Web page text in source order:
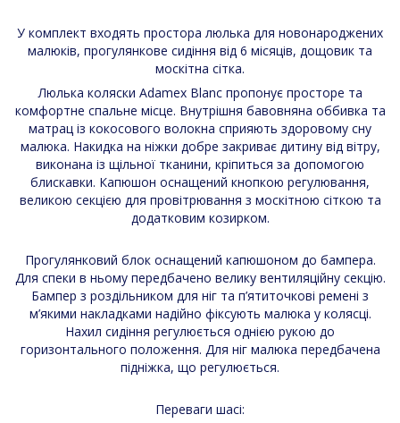
У комплект входять простора люлька для новонароджених
малюків, прогулянкове сидіння від 6 місяців, дощовик та
москітна сітка.
Люлька коляски Adamex Blanc пропонує просторе та
комфортне спальне місце. Внутрішня бавовняна оббивка та
матрац із кокосового волокна сприяють здоровому сну
малюка. Накидка на ніжки добре закриває дитину від вітру,
виконана із щільної тканини, кріпиться за допомогою
блискавки. Капюшон оснащений кнопкою регулювання,
великою секцією для провітрювання з москітною сіткою та
додатковим козирком.
Прогулянковий блок оснащений капюшоном до бампера.
Для спеки в ньому передбачено велику вентиляційну секцію.
Бампер з роздільником для ніг та п’ятиточкові ремені з
м’якими накладками надійно фіксують малюка у колясці.
Нахил сидіння регулюється однією рукою до
горизонтального положення. Для ніг малюка передбачена
підніжка, що регулюється.
Переваги шасі: